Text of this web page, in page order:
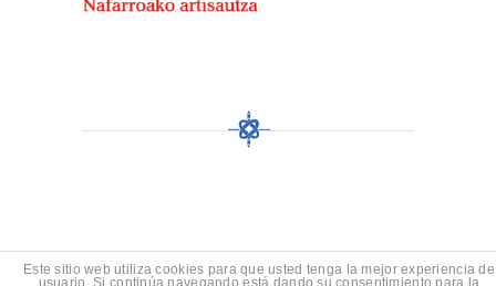
Este sitio web utiliza cookies para que usted tenga la mejor experiencia de
usuario. Si continúa navegando está dando su consentimiento para la